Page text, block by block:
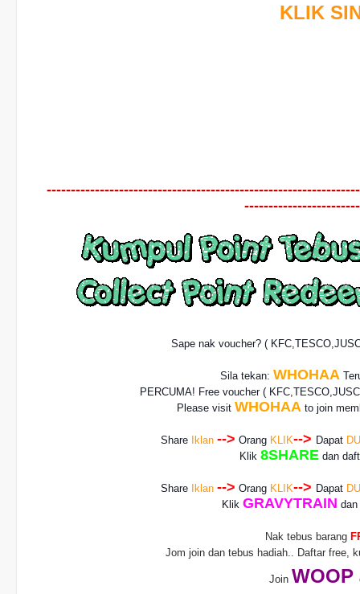
KLIK
Sape nak voucher? (
Sila tekan: WHOHAA
PERCUMA! Free voucher(
Please visitWHOHAA to join
Share Iklan --> Orang KLIK--> Dapat
Klik8SHARE dan
Share Iklan --> Orang KLIK--> Dapat
Klik GRAVYTRAIN
Nak tebus barang
Jom join dan tebus hadiah.. Daftar free,
Join WOOP